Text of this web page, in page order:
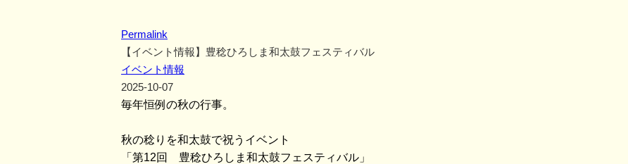
Permalink
【イベント情報】豊稔ひろしま和太鼓フェスティバル
イベント情報
2025-10-07
毎年恒例の秋の行事。
秋の稔りを和太鼓で祝うイベント
「第12回 豊稔ひろしま和太鼓フェスティバル」